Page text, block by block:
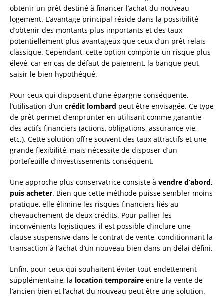
obtenir un prêt destiné à financer l’achat du nouveau
logement. L’avantage principal réside dans la possibilité
d’obtenir des montants plus importants et des taux
potentiellement plus avantageux que ceux d’un prêt relais
classique. Cependant, cette option comporte un risque plus
élevé, car en cas de défaut de paiement, la banque peut
saisir le bien hypothéqué.
Pour ceux qui disposent d’une épargne conséquente,
l’utilisation d’un crédit lombard peut être envisagée. Ce type
de prêt permet d’emprunter en utilisant comme garantie
des actifs financiers (actions, obligations, assurance-vie,
etc.). Cette solution offre souvent des taux attractifs et une
grande flexibilité, mais nécessite de disposer d’un
portefeuille d’investissements conséquent.
Une approche plus conservatrice consiste à vendre d’abord,
puis acheter. Bien que cette méthode puisse sembler moins
pratique, elle élimine les risques financiers liés au
chevauchement de deux crédits. Pour pallier les
inconvénients logistiques, il est possible d’inclure une
clause suspensive dans le contrat de vente, conditionnant la
transaction à l’achat d’un nouveau bien dans un délai défini.
Enfin, pour ceux qui souhaitent éviter tout endettement
supplémentaire, la location temporaire entre la vente de
l’ancien bien et l’achat du nouveau peut être une solution.